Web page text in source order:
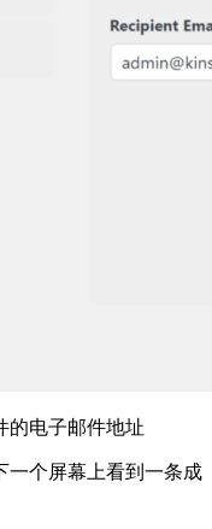
的电子邮件地址
一个屏幕上看到一条成